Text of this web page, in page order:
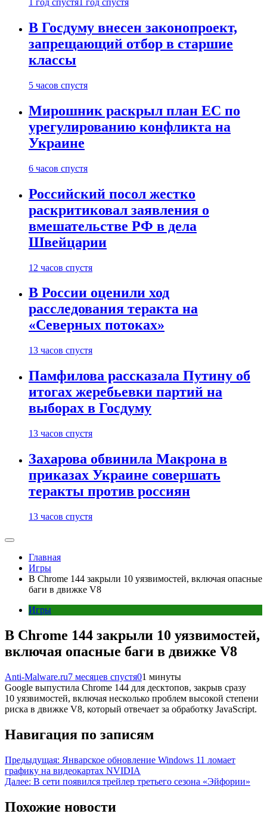
1 год спустя 1 год спустя
В Госдуму внесен законопроект,
запрещающий отбор в старшие
классы
5 часов спустя
Мирошник раскрыл план ЕС по
урегулированию конфликта на
Украине
6 часов спустя
Российский посол жестко
раскритиковал заявления о
вмешательстве РФ в дела
Швейцарии
12 часов спустя
В России оценили ход
расследования теракта на
«Северных потоках»
13 часов спустя
Памфилова рассказала Путину об
итогах жеребьевки партий на
выборах в Госдуму
13 часов спустя
Захарова обвинила Макрона в
приказах Украине совершать
теракты против россиян
13 часов спустя
Главная
Игры
В Chrome 144 закрыли 10 уязвимостей, включая опасные
баги в движке V8
Игры
В Chrome 144 закрыли 10 уязвимостей,
включая опасные баги в движке V8
Anti-Malware.ru7 месяцев спустя01 минуты
Google выпустила Chrome 144 для десктопов, закрыв сразу
10 уязвимостей, включая несколько проблем высокой степени
риска в движке V8, который отвечает за обработку JavaScript.
Навигация по записям
Предыдущая: Январское обновление Windows 11 ломает
графику на видеокартах NVIDIA
Далее: В сети появился трейлер третьего сезона «Эйфории»
Похожие новости